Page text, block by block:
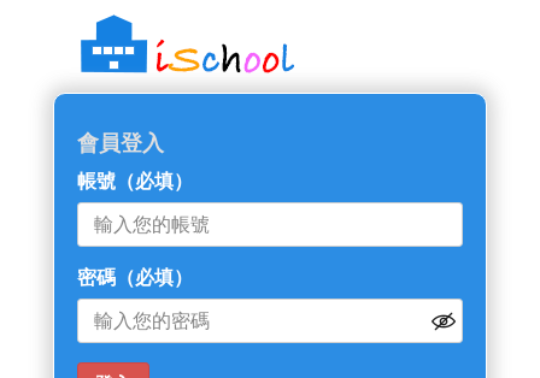
::: 跳過主導覽區塊
會員登入
帳號 （必填）
密碼 （必填）